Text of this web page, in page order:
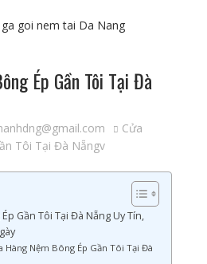
Ép Gần Tôi Tại Đà
Cửa
Tôi Tại Đà Nẵngv
Gần Tôi Tại Đà Nẵng Uy Tín,
Hàng Nệm Bông Ép Gần Tôi Tại Đà